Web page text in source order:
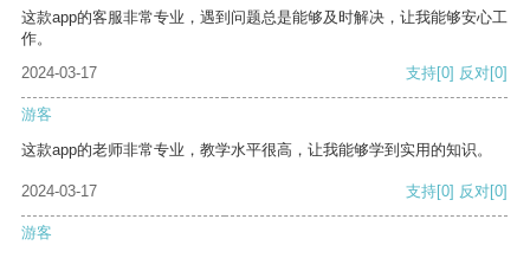
这款app的客服非常专业，遇到问题总是能够及时解决，让我能够安心工
作。
2024-03-17
支持[0] 反对[0]
游客
这款app的老师非常专业，教学水平很高，让我能够学到实用的知识。
2024-03-17 支持[0] 反对[0]
游客